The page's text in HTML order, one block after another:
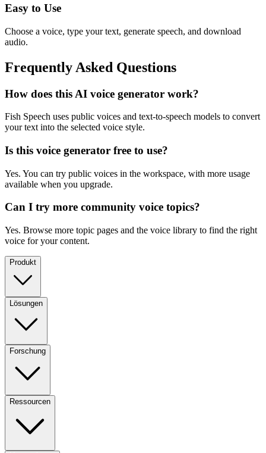
Easy to Use
Choose a voice, type your text, generate speech, and download
audio.
Frequently Asked Questions
How does this AI voice generator work?
Fish Speech uses public voices and text-to-speech models to convert
your text into the selected voice style.
Is this voice generator free to use?
Yes. You can try public voices in the workspace, with more usage
available when you upgrade.
Can I try more community voice topics?
Yes. Browse more topic pages and the voice library to find the right
voice for your content.
Produkt
Lösungen
Forschung
Ressourcen